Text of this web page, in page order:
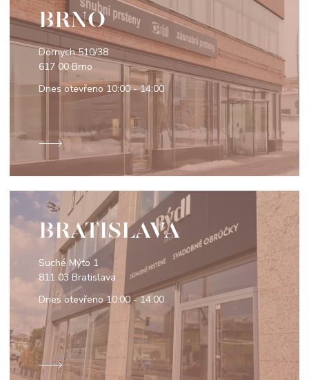
BRNO
Dornych 510/38
617 00 Brno
Dnes otevřeno10:00 - 14:00
BRATISLAVA
Suché Mýto 1
811 03 Bratislava
Dnes otevřeno10:00 - 14:00